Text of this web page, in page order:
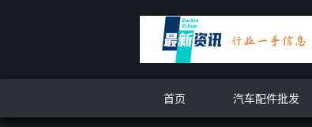
首页 汽车配件批发